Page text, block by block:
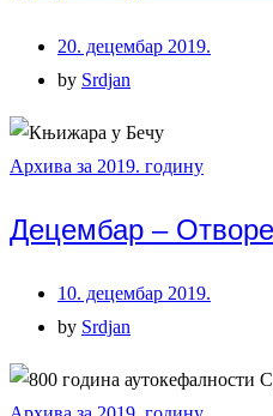
20. децембар 2019.
by Srdjan
Архива за 2019. годину
Децембар –
10. децембар 2019.
by Srdjan